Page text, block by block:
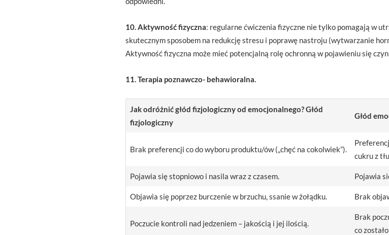
10. Aktywność fizyczna: regularne ćwiczenia fizyczne nie tylko pomagają w
skutecznym sposobem na redukcję stresu i poprawę nastroju (wytwarzanie
Aktywność fizyczna może mieć potencjalną rolę ochronną w pojawieniu się
11. Terapia poznawczo- behawioralna.
Jak odróżnić głód fizjologiczny od emocjonalnego? Głód
fizjologiczny
Głód
Brak preferencji co do wyboru produktu/ów („chęć na cokolwiek”).
cukru z
Pojawia się stopniowo i nasila wraz z czasem. Pojawia
Objawia się poprzez burczenie w brzuchu, ssanie w żołądku. Brak
Poczucie kontroli nad jedzeniem – jakością i jej ilością.
Brak
co